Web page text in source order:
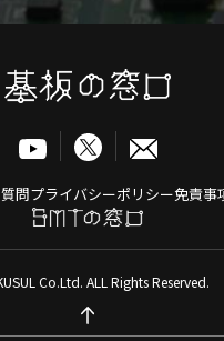
問プライバシーポリシー免責事
Co.Ltd. ALL Rights Reserved.